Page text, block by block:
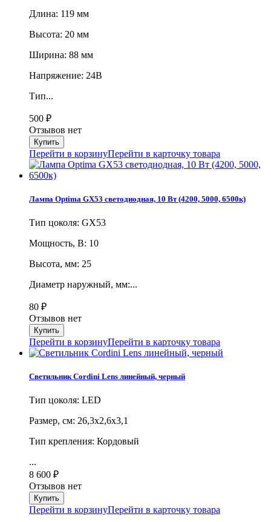
Длина: 119 мм
Высота: 20 мм
Ширина: 88 мм
Напряжение: 24В
Тип...
500 ₽
Отзывов нет
Перейти в корзинуПерейти в карточку товара
Лампа Optima GX53 светодиодная, 10 Вт (4200, 5000, 6500к)
Тип цоколя: GX53
Мощность, В: 10
Высота, мм: 25
Диаметр наружный, мм:...
80 ₽
Отзывов нет
Перейти в корзинуПерейти в карточку товара
Светильник Cordini Lens линейный, черный
Тип цоколя: LED
Размер, cм: 26,3х2,6х3,1
Тип крепления: Кордовый
...
8 600 ₽
Отзывов нет
Перейти в корзинуПерейти в карточку товара